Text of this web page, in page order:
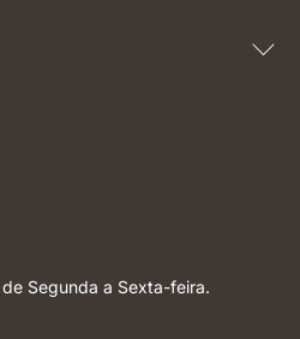
Segunda a Sexta-feira.